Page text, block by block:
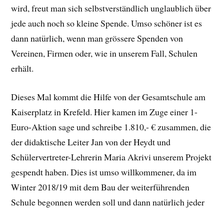
wird, freut man sich selbstverständlich unglaublich über
jede auch noch so kleine Spende. Umso schöner ist es
dann natürlich, wenn man grössere Spenden von
Vereinen, Firmen oder, wie in unserem Fall, Schulen
erhält.
Dieses Mal kommt die Hilfe von der Gesamtschule am
Kaiserplatz in Krefeld. Hier kamen im Zuge einer 1-
Euro-Aktion sage und schreibe 1.810,- € zusammen, die
der didaktische Leiter Jan von der Heydt und
Schülervertreter-Lehrerin Maria Akrivi unserem Projekt
gespendt haben. Dies ist umso willkommener, da im
Winter 2018/19 mit dem Bau der weiterführenden
Schule begonnen werden soll und dann natürlich jeder